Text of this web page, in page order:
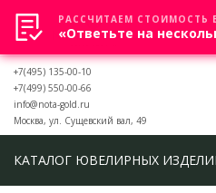
+7(495) 135-00-10
+7(499) 550-00-66
info@nota-gold.ru
Москва, ул. Сущевский вал, 49
КАТАЛОГ ЮВЕЛИРНЫХ
РАССЧИТАЕМ СТОИМОСТЬ
«Ответьте на